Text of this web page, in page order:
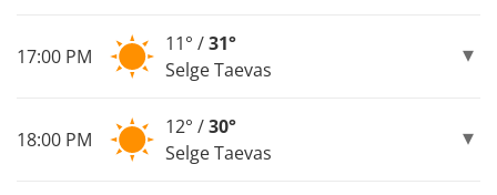
17:00 PM
11° /31°
Selge Taevas
18:00 PM
12° /30°
Selge Taevas